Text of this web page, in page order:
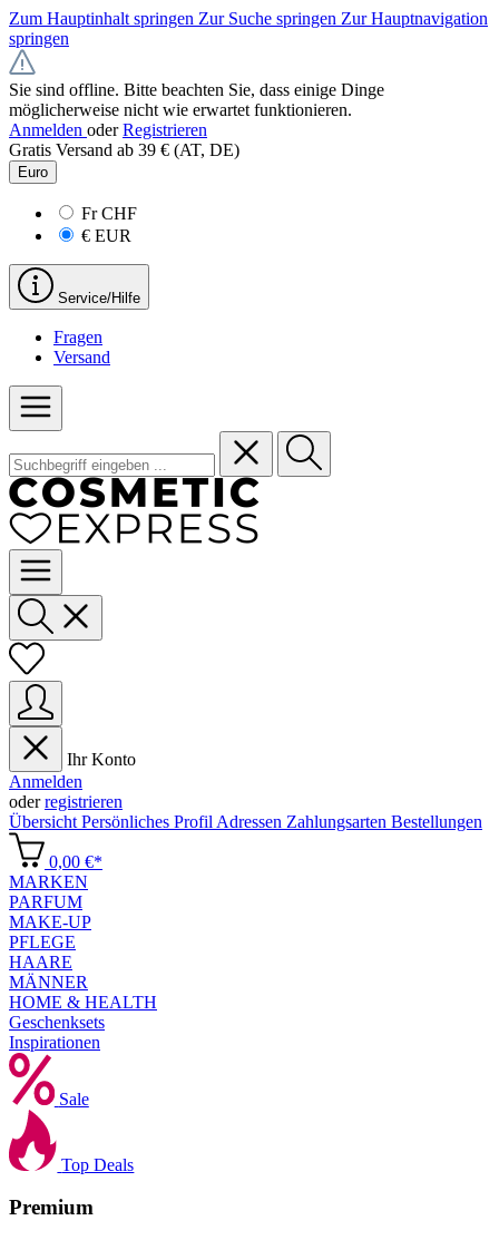
Zum Hauptinhalt springen Zur Suche springen Zur Hauptnavigation
springen
Sie sind offline. Bitte beachten Sie, dass einige Dinge
möglicherweise nicht wie erwartet funktionieren.
Anmelden oder Registrieren
Gratis Versand ab 39 € (AT, DE)
Euro
FrCHF
€ EUR
Service/Hilfe
Fragen
Versand
Ihr Konto
Anmelden
oderregistrieren
Übersicht Persönliches Profil Adressen Zahlungsarten Bestellungen
0,00 €*
MARKEN
PARFUM
MAKE-UP
PFLEGE
HAARE
MÄNNER
HOME & HEALTH
Geschenksets
Inspirationen
Sale
Top Deals
Premium